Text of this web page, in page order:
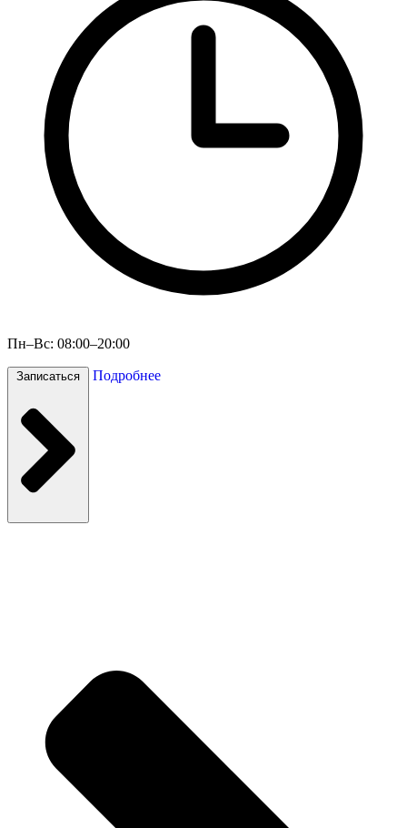
Пн–Вс: 08:00–20:00
Записаться Подробнее